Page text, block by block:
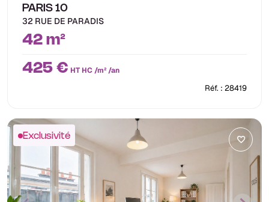
PARIS 10
32 RUE DE PARADIS
42 m²
425 € HT HC /m² /an
Réf. : 28419
Exclusivité